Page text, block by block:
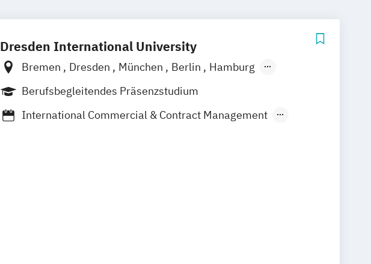
Dresden International University
Bremen Dresden München Berlin
Hamburg
Leipzig
Nürnberg Köln Stuttgart
Berufsbegleitendes Präsenzstudium
International Commercial & Contract Management